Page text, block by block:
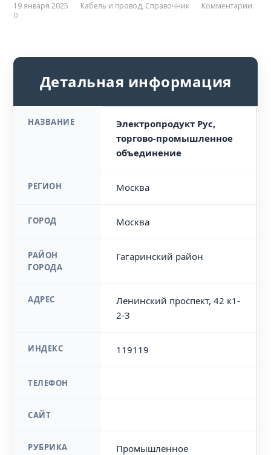
19 января 2025 Кабель и провод, Справочник
Комментарии:
0
Детальная информация
НАЗВАНИЕ
Электропродукт Рус,
торгово-промышленное
объединение
РЕГИОН Москва
ГОРОД Москва
РАЙОН
ГОРОДА
Гагаринский район
АДРЕС
Ленинский проспект, 42 к1-
2-3
ИНДЕКС 119119
ТЕЛЕФОН
САЙТ
РУБРИКА
Промышленное